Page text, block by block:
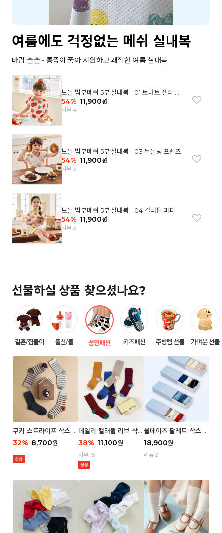
여름에도 걱정없는 메쉬 실내복
바람 솔솔~ 통품이 좋아 시원하고 쾌적한 여름 실내복
보들 밤부메쉬 5부 실내복 - 01 토마토 젤리 베
어
54% 11,900원
리뷰 4
보들 밤부메쉬 5부 실내복 - 03 두들링 프렌즈
54% 11,900원
리뷰 3
보들 밤부메쉬 5부 실내복 - 04 컬러팝 퍼피
54% 11,900원
리뷰 3
선물하실 상품 찾으셨나요?
결혼/집들이 출산/돌 성인패션 키즈패션 주방템 선물 가벼운 선물
쿠키 스트라이프 삭스 우
먼 2P
32% 8,700원
데일리 컬러풀 리브 삭스
우먼 3P 세트
38% 11,100원
리뷰 15
올데이즈 팔레트 삭스 우
먼 5P
18,900원
리뷰 2